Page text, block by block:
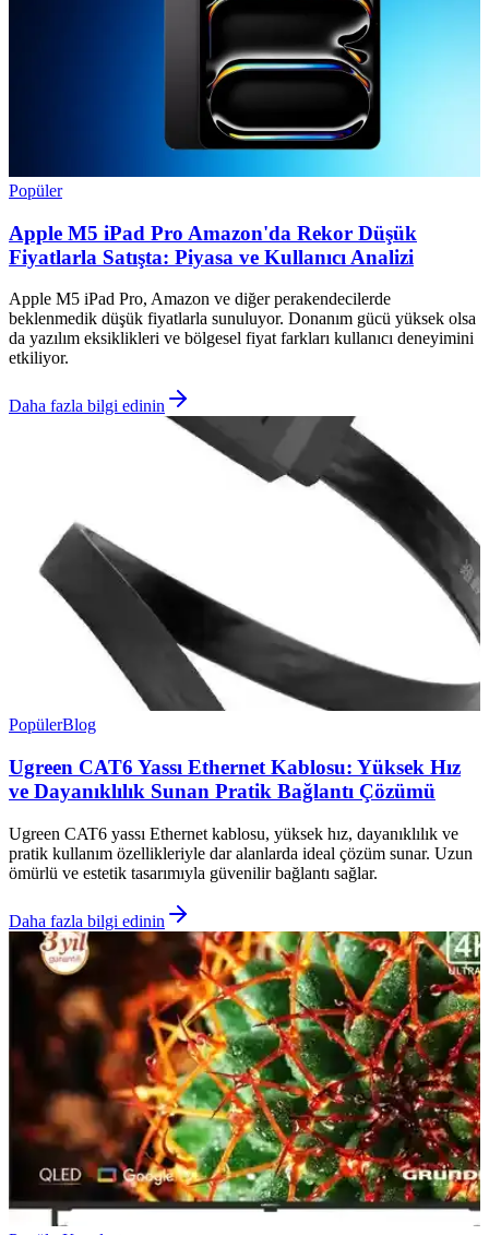
Popüler
Apple M5 iPad Pro Amazon'da Rekor Düşük
Fiyatlarla Satışta: Piyasa ve Kullanıcı Analizi
Apple M5 iPad Pro, Amazon ve diğer perakendecilerde
beklenmedik düşük fiyatlarla sunuluyor. Donanım gücü yüksek olsa
da yazılım eksiklikleri ve bölgesel fiyat farkları kullanıcı deneyimini
etkiliyor.
Daha fazla bilgi edinin
PopülerBlog
Ugreen CAT6 Yassı Ethernet Kablosu: Yüksek Hız
ve Dayanıklılık Sunan Pratik Bağlantı Çözümü
Ugreen CAT6 yassı Ethernet kablosu, yüksek hız, dayanıklılık ve
pratik kullanım özellikleriyle dar alanlarda ideal çözüm sunar. Uzun
ömürlü ve estetik tasarımıyla güvenilir bağlantı sağlar.
Daha fazla bilgi edinin